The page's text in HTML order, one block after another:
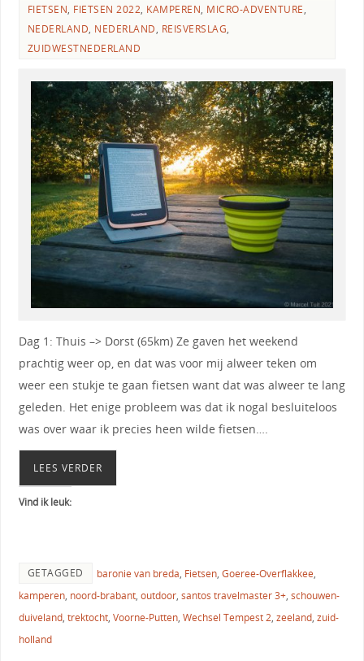
FIETSEN, FIETSEN 2022, KAMPEREN, MICRO-ADVENTURE,
NEDERLAND, NEDERLAND, REISVERSLAG,
ZUIDWESTNEDERLAND
Dag 1: Thuis –> Dorst (65km) Ze gaven het weekend
prachtig weer op, en dat was voor mij alweer teken om
weer een stukje te gaan fietsen want dat was alweer te lang
geleden. Het enige probleem was dat ik nogal besluiteloos
was over waar ik precies heen wilde fietsen….
LEES VERDER
Vind ik leuk:
GETAGGED baronie van breda, Fietsen, Goeree-Overflakkee,
kamperen, noord-brabant, outdoor, santos travelmaster 3+, schouwen-
duiveland, trektocht, Voorne-Putten, Wechsel Tempest 2, zeeland, zuid-
holland